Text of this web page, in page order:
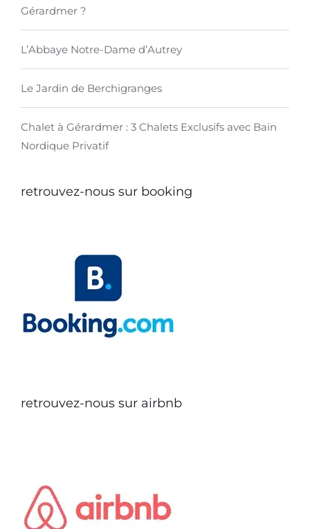
Gérardmer ?
L’Abbaye Notre-Dame d’Autrey
Le Jardin de Berchigranges
Chalet à Gérardmer : 3 Chalets Exclusifs avec Bain
Nordique Privatif
retrouvez-nous sur booking
retrouvez-nous sur airbnb